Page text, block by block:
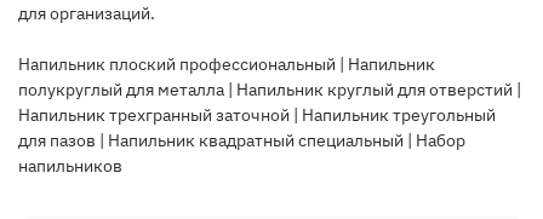
для организаций.
Напильник плоский профессиональный | Напильник
полукруглый для металла | Напильник круглый для отверстий |
Напильник трехгранный заточной | Напильник треугольный
для пазов | Напильник квадратный специальный | Набор
напильников